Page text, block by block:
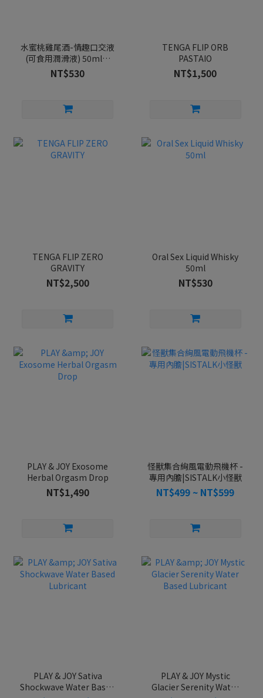
水蜜桃雞尾酒-情趣口交液
(可食用潤滑液) 50ml｜
PLAY & JOY
NT$530
TENGA FLIP ORB
PASTAIO
NT$1,500
TENGA FLIP ZERO
GRAVITY
NT$2,500
Oral Sex Liquid Whisky
50ml
NT$530
PLAY & JOY Exosome
Herbal Orgasm Drop
NT$1,490
怪獸集合絢風電動飛機杯 -
專用內膽|SISTALK小怪獸
NT$499 ~ NT$599
PLAY & JOY Sativa
Shockwave Water Based
PLAY & JOY Mystic
Glacier Serenity Water